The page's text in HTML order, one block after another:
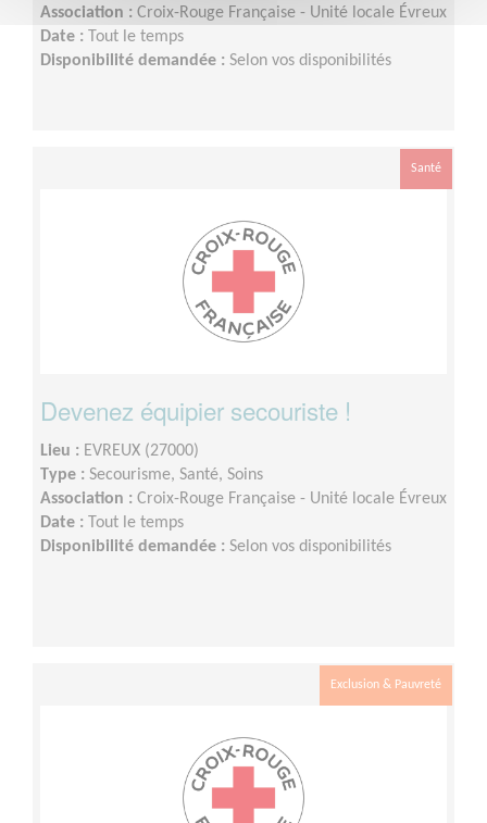
Association : Croix-Rouge Française - Unité locale Évreux
Date : Tout le temps
Disponibilité demandée : Selon vos disponibilités
Santé
Devenez équipier secouriste !
Lieu : EVREUX (27000)
Type : Secourisme, Santé, Soins
Association : Croix-Rouge Française - Unité locale Évreux
Date : Tout le temps
Disponibilité demandée : Selon vos disponibilités
Exclusion & Pauvreté